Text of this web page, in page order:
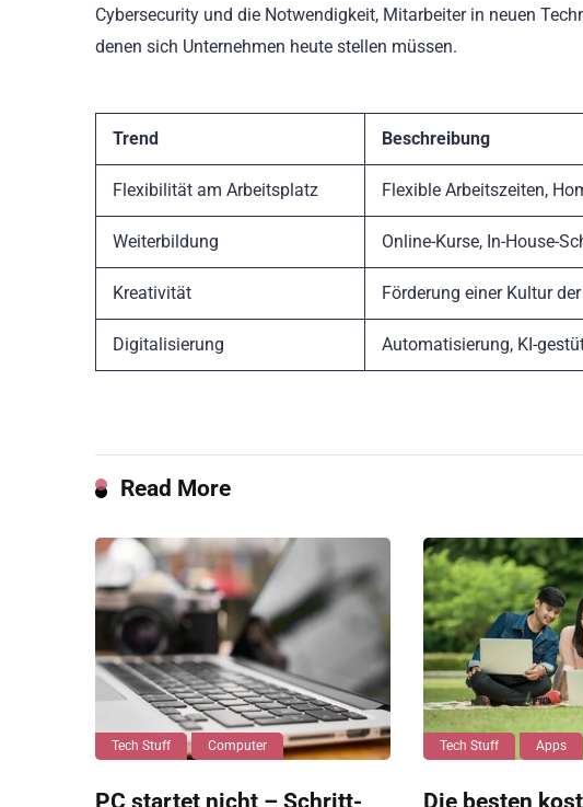
Cybersecurity und die Notwendigkeit, Mitarbeiter in neuen
denen sich Unternehmen heute stellen müssen.
Trend Beschreibung
Flexibilität am Arbeitsplatz Flexible Arbeitszeiten,
Weiterbildung Online-Kurse, In-House-
Kreativität Förderung einer Kultur
Digitalisierung Automatisierung, KI-
Read More
Tech Stuff Computer
PC startet nicht – Schritt-
Tech Stuff Apps
Die besten